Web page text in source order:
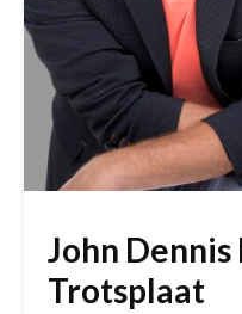
John
Trotsplaat